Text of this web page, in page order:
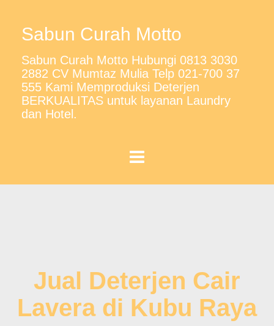
Sabun Curah Motto
Sabun Curah Motto Hubungi 0813 3030
2882 CV Mumtaz Mulia Telp 021-700 37
555 Kami Memproduksi Deterjen
BERKUALITAS untuk layanan Laundry
dan Hotel.
Jual Deterjen Cair
Lavera di Kubu Raya